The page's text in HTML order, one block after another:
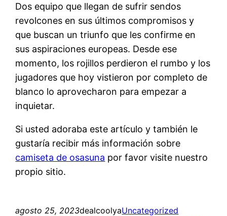
Dos equipo que llegan de sufrir sendos
revolcones en sus últimos compromisos y
que buscan un triunfo que les confirme en
sus aspiraciones europeas. Desde ese
momento, los rojillos perdieron el rumbo y los
jugadores que hoy vistieron por completo de
blanco lo aprovecharon para empezar a
inquietar.
Si usted adoraba este artículo y también le
gustaría recibir más información sobre
camiseta de osasuna por favor visite nuestro
propio sitio.
agosto 25, 2023dealcoolyaUncategorized